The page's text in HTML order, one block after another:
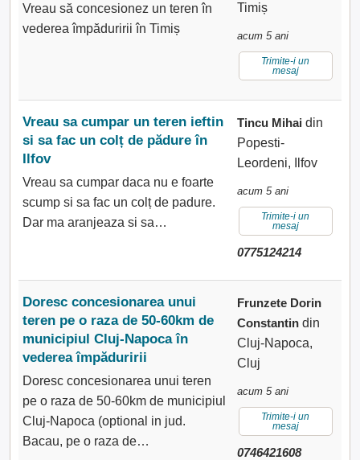
Vreau să concesionez un teren în
vederea împăduririi în Timiș
Timiș
acum 5 ani
Trimite-i un
mesaj
Vreau sa cumpar un teren ieftin
si sa fac un colț de pădure în
Ilfov
Vreau sa cumpar daca nu e foarte
scump si sa fac un colț de padure.
Dar ma aranjeaza si sa…
Tincu Mihai din
Popesti-
Leordeni, Ilfov
acum 5 ani
Trimite-i un
mesaj
0775124214
Doresc concesionarea unui
teren pe o raza de 50-60km de
municipiul Cluj-Napoca în
vederea împăduririi
Doresc concesionarea unui teren
pe o raza de 50-60km de municipiul
Cluj-Napoca (optional in jud.
Bacau, pe o raza de…
Frunzete Dorin
Constantindin
Cluj-Napoca,
Cluj
acum 5 ani
Trimite-i un
mesaj
0746421608